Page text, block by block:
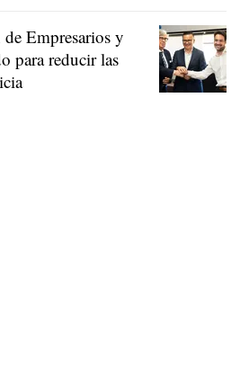
Empresarios y
para reducir las